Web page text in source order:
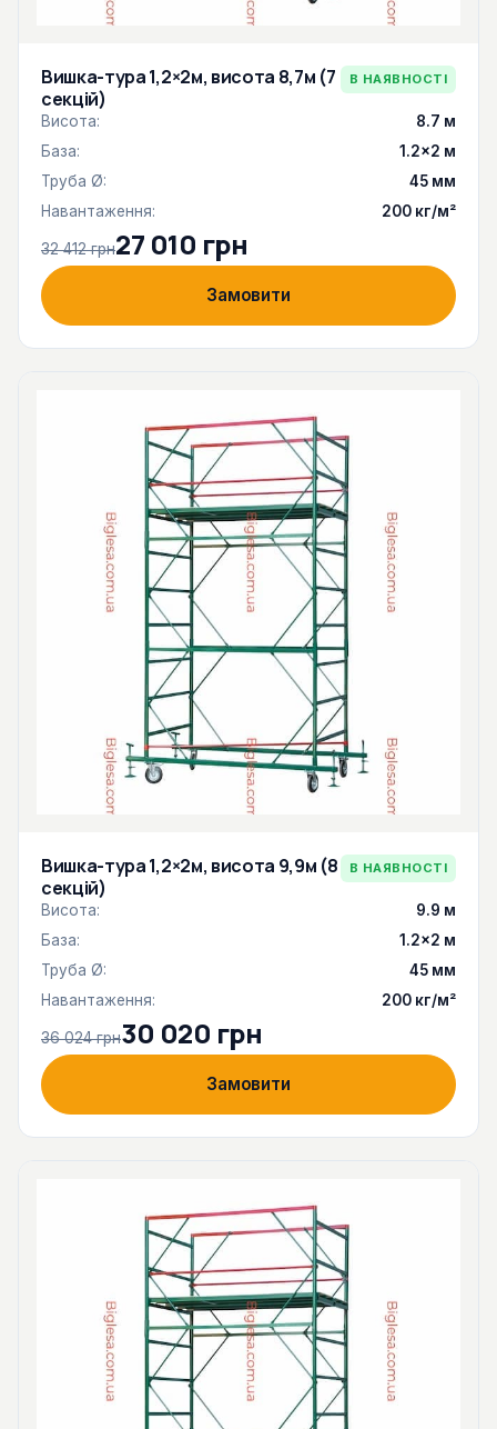
Вишка-тура 1,2×2м, висота 8,7м (7
секцій)
В НАЯВНОСТІ
Висота:
8.7 м
База:
1.2×2 м
Труба Ø:
45 мм
Навантаження:
200 кг/м²
32 412 грн27 010 грн
Замовити
Вишка-тура 1,2×2м, висота 9,9м (8
секцій)
В НАЯВНОСТІ
Висота:
9.9 м
База:
1.2×2 м
Труба Ø:
45 мм
Навантаження:
200 кг/м²
36 024 грн30 020 грн
Замовити